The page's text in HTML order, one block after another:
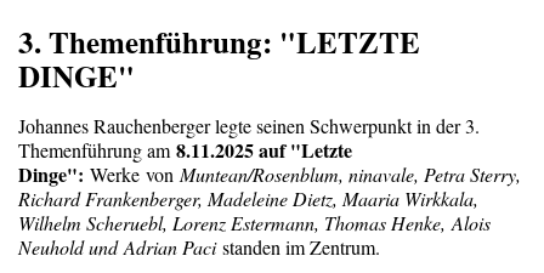
3. Themenführung: "LETZTE
DINGE"
Johannes Rauchenberger legte seinen Schwerpunkt in der 3.
Themenführung am 8.11.2025 auf "Letzte
Dinge": Werke von Muntean/Rosenblum, ninavale, Petra Sterry,
Richard Frankenberger, Madeleine Dietz, Maaria Wirkkala,
Wilhelm Scheruebl, Lorenz Estermann, Thomas Henke, Alois
Neuhold und Adrian Pacistanden im Zentrum.